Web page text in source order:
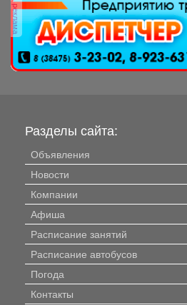
реклама
Разделы сайта:
Объявления
Новости
Компании
Афиша
Расписание занятий
Расписание автобусов
Погода
Контакты